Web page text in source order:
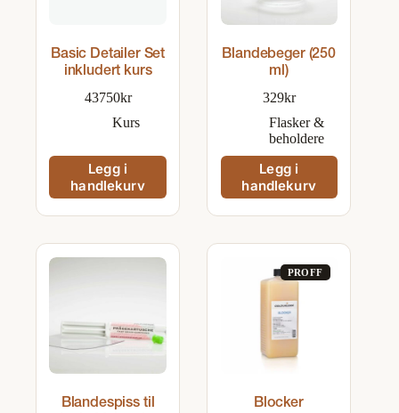
Basic Detailer Set
inkludert kurs
43750kr
Kurs
Legg i
handlekurv
Blandebeger (250
ml)
329kr
Flasker &
beholdere
Legg i
handlekurv
Blandespiss til
Blocker